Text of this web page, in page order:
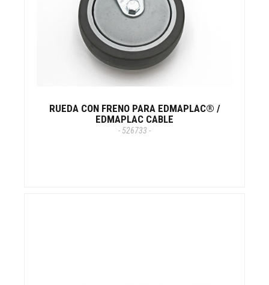
RUEDA CON FRENO PARA EDMAPLAC® /
EDMAPLAC CABLE
- 526733 -